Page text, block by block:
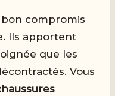
compromis
Ils apportent
que les
Vous